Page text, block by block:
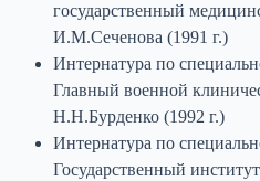
государственный
И.М.Сеченова (1991 г.)
Интернатура по
Главный военной
Н.Н.Бурденко (1992 г.)
Интернатура по
Государственный